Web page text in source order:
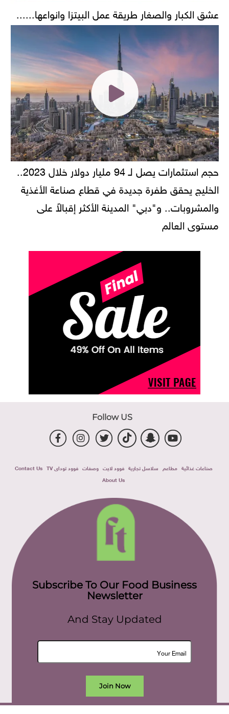
عشق الكبار والصغار طريقة عمل البيتزا وانواعها......
حجم استثمارات يصل لـ 94 مليار دولار خلال 2023..
الخليج يحقق طفرة جديدة في قطاع صناعة الأغذية
والمشروبات.. و"دبي" المدينة الأكثر إقبالاً على
مستوى العالم
Follow US
صناعات غذائية مطاعم سلاسل تجارية فوود لايت وصفات فوود توداى TV
Contact Us
About Us
Subscribe To Our Food Business
Newsletter
And Stay Updated
Join Now